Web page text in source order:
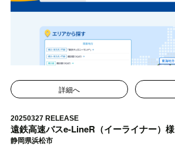
詳細へ
20250327 RELEASE
遠鉄高速バスe-LineR（イーライナー）様
静岡県浜松市